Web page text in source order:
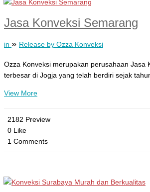
Jasa Konveksi Semarang
in » Release by Ozza Konveksi
Ozza Konveksi merupakan perusahaan Jasa
terbesar di Jogja yang telah berdiri sejak
View More
2182 Preview
0 Like
1 Comments